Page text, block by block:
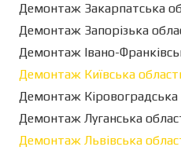
Демонтаж Закарпатська
Демонтаж Запорізька
Демонтаж Івано-
Демонтаж Київська
Демонтаж Кіровоградська
Демонтаж Луганська
Демонтаж Львівська